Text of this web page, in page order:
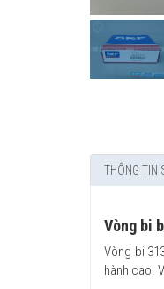
THÔNG TIN
Vòng bi
Vòng bi
hành cao.